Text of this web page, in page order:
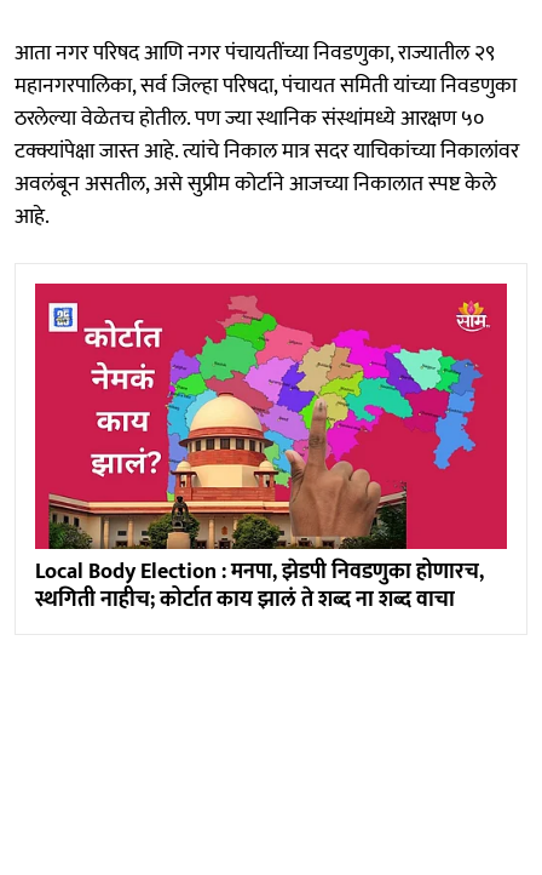
आता नगर परिषद आणि नगर पंचायतींच्या निवडणुका, राज्यातील २९
महानगरपालिका, सर्व जिल्हा परिषदा, पंचायत समिती यांच्या निवडणुका
ठरलेल्या वेळेतच होतील. पण ज्या स्थानिक संस्थांमध्ये आरक्षण ५०
टक्क्यांपेक्षा जास्त आहे. त्यांचे निकाल मात्र सदर याचिकांच्या निकालांवर
अवलंबून असतील, असे सुप्रीम कोर्टाने आजच्या निकालात स्पष्ट केले
आहे.
Local Body Election : मनपा, झेडपी निवडणुका होणारच,
स्थगिती नाहीच; कोर्टात काय झालं ते शब्द ना शब्द वाचा